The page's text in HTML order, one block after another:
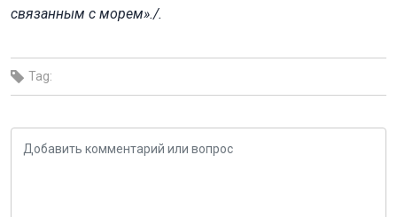
связанным с морем»./.
Tag: